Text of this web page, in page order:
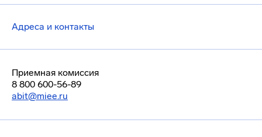
Адреса и контакты
Приемная комиссия
8 800 600-56-89
abit@miee.ru